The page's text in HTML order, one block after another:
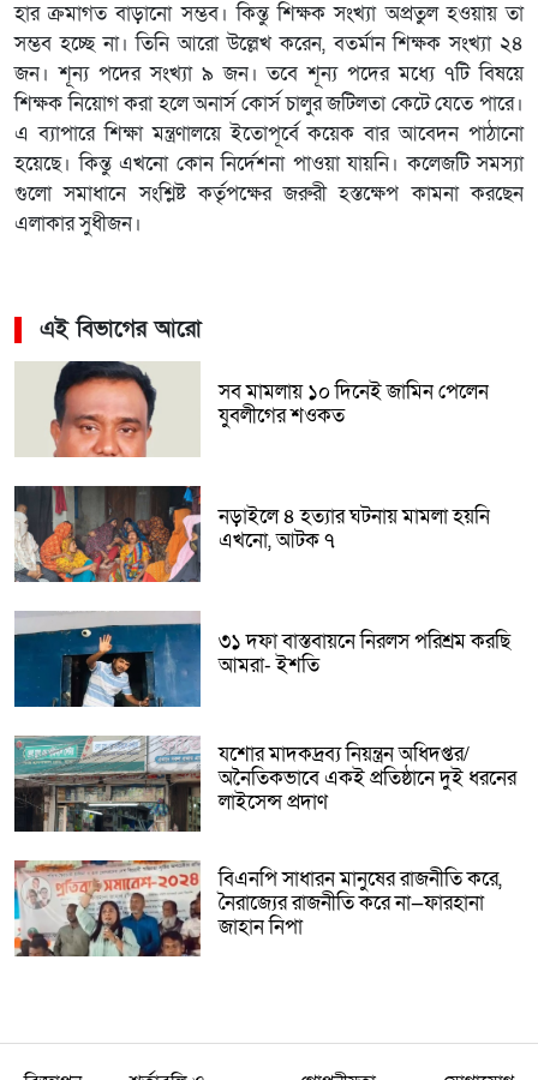
হার ক্রমাগত বাড়ানো সম্ভব। কিন্তু শিক্ষক সংখ্যা অপ্রতুল হওয়ায় তা
সম্ভব হচ্ছে না। তিনি আরো উল্লেখ করেন, বতর্মান শিক্ষক সংখ্যা ২৪
জন। শূন্য পদের সংখ্যা ৯ জন। তবে শূন্য পদের মধ্যে ৭টি বিষয়ে
শিক্ষক নিয়োগ করা হলে অনার্স কোর্স চালুর জটিলতা কেটে যেতে পারে।
এ ব্যাপারে শিক্ষা মন্ত্রণালয়ে ইতোপূর্বে কয়েক বার আবেদন পাঠানো
হয়েছে। কিন্তু এখনো কোন নির্দেশনা পাওয়া যায়নি। কলেজটি সমস্যা
গুলো সমাধানে সংশ্লিষ্ট কর্তৃপক্ষের জরুরী হস্তক্ষেপ কামনা করছেন
এলাকার সুধীজন।
এই বিভাগের আরো
সব মামলায় ১০ দিনেই জামিন পেলেন
যুবলীগের শওকত
নড়াইলে ৪ হত্যার ঘটনায় মামলা হয়নি
এখনো, আটক ৭
৩১ দফা বাস্তবায়নে নিরলস পরিশ্রম করছি
আমরা- ইশতি
যশোর মাদকদ্রব্য নিয়ন্ত্রন অধিদপ্তর/
অনৈতিকভাবে একই প্রতিষ্ঠানে দুই ধরনের
লাইসেন্স প্রদাণ
বিএনপি সাধারন মানুষের রাজনীতি করে,
নৈরাজ্যের রাজনীতি করে না—ফারহানা
জাহান নিপা